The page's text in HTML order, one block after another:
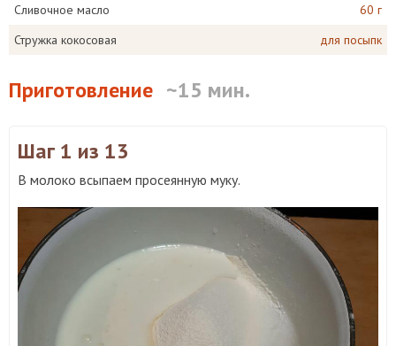
Сливочное масло
60 г
Стружка кокосовая
для посыпк
Приготовление ~15 мин.
Шаг 1 из 13
В молоко всыпаем просеянную муку.